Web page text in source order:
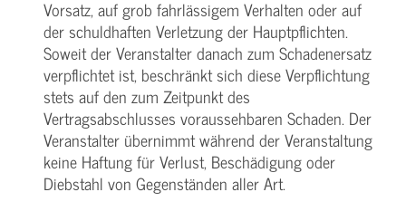
Vorsatz, auf grob fahrlässigem Verhalten oder auf
der schuldhaften Verletzung der Hauptpflichten.
Soweit der Veranstalter danach zum Schadenersatz
verpflichtet ist, beschränkt sich diese Verpflichtung
stets auf den zum Zeitpunkt des
Vertragsabschlusses voraussehbaren Schaden. Der
Veranstalter übernimmt während der Veranstaltung
keine Haftung für Verlust, Beschädigung oder
Diebstahl von Gegenständen aller Art.